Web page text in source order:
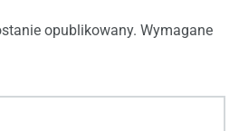
opublikowany. Wymagane